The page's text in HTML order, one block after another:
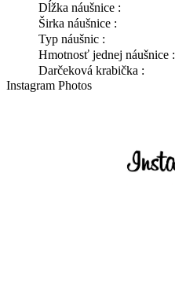
Dĺžka náušnice :
Širka náušnice :
Typ náušnic :
Hmotnosť jednej náušnice :
Darčeková krabička :
Instagram Photos